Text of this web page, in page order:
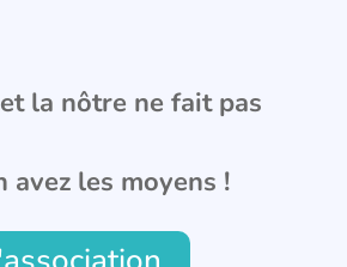
la nôtre ne fait pas
avez les moyens !